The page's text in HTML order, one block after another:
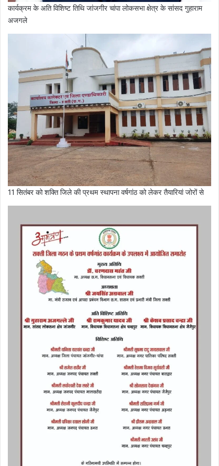
कार्यक्रम के अति विशिष्ट तिथि जांजगीर चांपा लोकसभा क्षेत्र के सांसद गुहाराम
अजगले
11 सितंबर को शक्ति जिले की प्रथम स्थापना वर्षगांठ को लेकर तैयारियां जोरों से